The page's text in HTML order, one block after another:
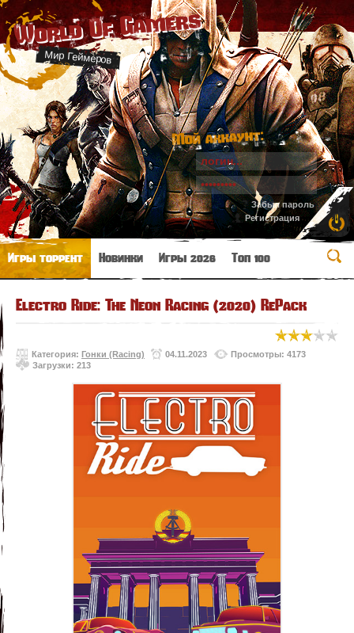
World Of Gamers
Мир Геймеров
Мой аккаунт:
Забыл пароль
Регистрация
Игры торрент Новинки Игры 2026 Топ 100
Electro Ride: The Neon Racing (2020) RePack
Категория: Гонки (Racing) 04.11.2023
Просмотры: 4173
Загрузки: 213